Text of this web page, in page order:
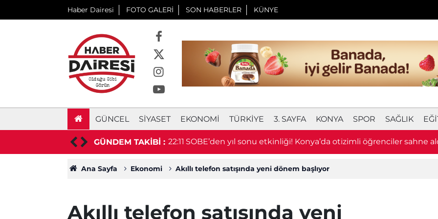
Haber Dairesi FOTO GALERİ SON HABERLER KÜNYE
GÜNCEL SIYASET EKONOMI TÜRKIYE 3. SAYFA KONYA SPOR SAĞLIK
GÜNDEM TAKİBİ :
sonra kendisini vurdu 22:11 SOBE’den yıl sonu etkinliği! Konya’da otizimli öğrenciler sahne
Ana Sayfa Ekonomi Akıllı telefon satışında yeni dönem başlıyor
Akıllı telefon satışında yeni